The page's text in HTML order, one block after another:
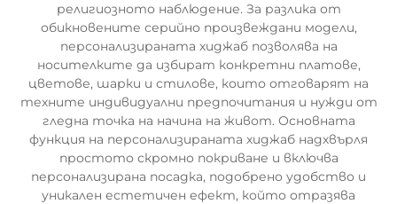
религиозното наблюдение. За разлика от
обикновените серийно произвеждани модели,
персонализираната хиджаб позволява на
носителките да избират конкретни платове,
цветове, шарки и стилове, които отговарят на
техните индивидуални предпочитания и нужди от
гледна точка на начина на живот. Основната
функция на персонализираната хиджаб надхвърля
простото скромно покриване и включва
персонализирана посадка, подобрено удобство и
уникален естетичен ефект, който отразява